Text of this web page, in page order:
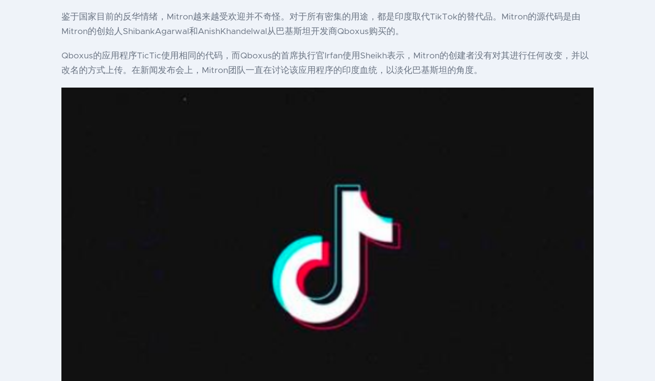
鉴于国家目前的反华情绪，Mitron越来越受欢迎并不奇怪。对于所有密集的用途，都是印度取代TikTok的替代品。Mitron的源代码是由
Mitron的创始人ShibankAgarwal和AnishKhandelwal从巴基斯坦开发商Qboxus购买的。
Qboxus的应用程序TicTic使用相同的代码，而Qboxus的首席执行官Irfan使用Sheikh表示，Mitron的创建者没有对其进行任何改变，并以
改名的方式上传。在新闻发布会上，Mitron团队一直在讨论该应用程序的印度血统，以淡化巴基斯坦的角度。